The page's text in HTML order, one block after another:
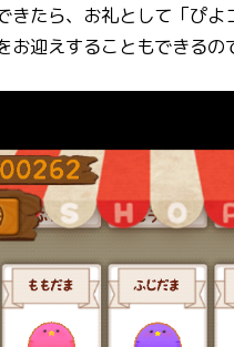
たら、お礼として「ぴよ
お迎えすることもできるの